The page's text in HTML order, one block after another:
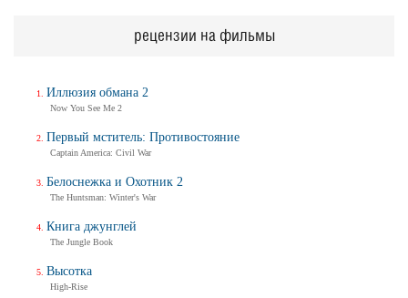
рецензии на фильмы
Иллюзия обмана 2
Now You See Me 2
Первый мститель: Противостояние
Captain America: Civil War
Белоснежка и Охотник 2
The Huntsman: Winter's War
Книга джунглей
The Jungle Book
Высотка
High-Rise